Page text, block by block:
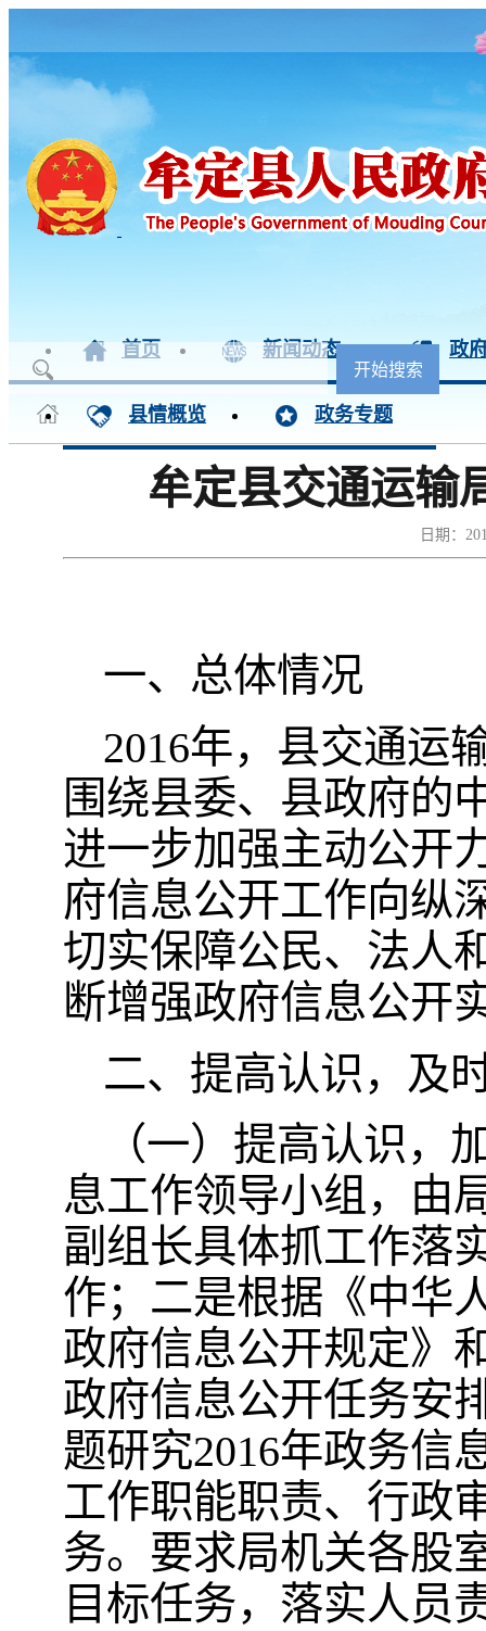
首页 新闻动态 政
县情概览 政务专题
牟定县交通运输
日期：
一、总体情况
2016年，县交通运
围绕县委、县政府的
进一步加强主动公开
府信息公开工作向纵
切实保障公民、法人
断增强政府信息公开
二、提高认识，及
（一）提高认识，
息工作领导小组，由
副组长具体抓工作落
作；二是根据《中华
政府信息公开规定》
政府信息公开任务安
题研究2016年政务信
工作职能职责、行政
务。要求局机关各股
目标任务，落实人员